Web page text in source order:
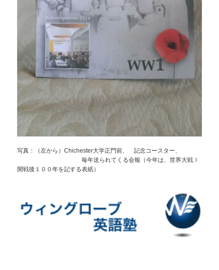
写真：（左から）Chichester大学正門前、 記念コースター、
毎年送られてくる会報（今年は、世界大戦Ⅰ
開戦後１００年を記する表紙）